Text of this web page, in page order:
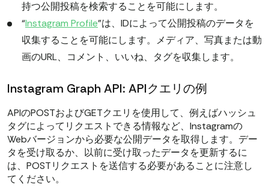
持つ公開投稿を検索することを可能にします。
“Instagram Profile”は、IDによって公開投稿のデータを
収集することを可能にします。メディア、写真または動
画のURL、コメント、いいね、タグを収集します。
Instagram Graph API: APIクエリの例
APIのPOSTおよびGETクエリを使用して、例えばハッシュ
タグによってリクエストできる情報など、Instagramの
Webバージョンから必要な公開データを取得します。デー
タを受け取るか、以前に受け取ったデータを更新するに
は、POSTリクエストを送信する必要があることに注意し
てください。